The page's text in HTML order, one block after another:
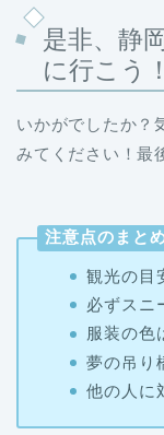
是非、静
に行こう！
いかがでしたか？
みてください！最
注意点のまと
観光の目
必ずスニ
服装の色
夢の吊り
他の人に